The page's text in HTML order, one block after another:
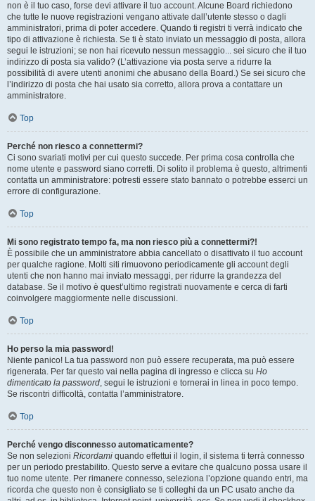
non è il tuo caso, forse devi attivare il tuo account. Alcune Board richiedono
che tutte le nuove registrazioni vengano attivate dall’utente stesso o dagli
amministratori, prima di poter accedere. Quando ti registri ti verrà indicato che
tipo di attivazione è richiesta. Se ti è stato inviato un messaggio di posta, allora
segui le istruzioni; se non hai ricevuto nessun messaggio... sei sicuro che il tuo
indirizzo di posta sia valido? (L’attivazione via posta serve a ridurre la
possibilità di avere utenti anonimi che abusano della Board.) Se sei sicuro che
l’indirizzo di posta che hai usato sia corretto, allora prova a contattare un
amministratore.
Top
Perché non riesco a connettermi?
Ci sono svariati motivi per cui questo succede. Per prima cosa controlla che
nome utente e password siano corretti. Di solito il problema è questo, altrimenti
contatta un amministratore: potresti essere stato bannato o potrebbe esserci un
errore di configurazione.
Top
Mi sono registrato tempo fa, ma non riesco più a connettermi?!
È possibile che un amministratore abbia cancellato o disattivato il tuo account
per qualche ragione. Molti siti rimuovono periodicamente gli account degli
utenti che non hanno mai inviato messaggi, per ridurre la grandezza del
database. Se il motivo è quest’ultimo registrati nuovamente e cerca di farti
coinvolgere maggiormente nelle discussioni.
Top
Ho perso la mia password!
Niente panico! La tua password non può essere recuperata, ma può essere
rigenerata. Per far questo vai nella pagina di ingresso e clicca su Ho
dimenticato la password, segui le istruzioni e tornerai in linea in poco tempo.
Se riscontri difficoltà, contatta l’amministratore.
Top
Perché vengo disconnesso automaticamente?
Se non selezioni Ricordami quando effettui il login, il sistema ti terrà connesso
per un periodo prestabilito. Questo serve a evitare che qualcuno possa usare il
tuo nome utente. Per rimanere connesso, seleziona l’opzione quando entri, ma
ricorda che questo non è consigliato se ti colleghi da un PC usato anche da